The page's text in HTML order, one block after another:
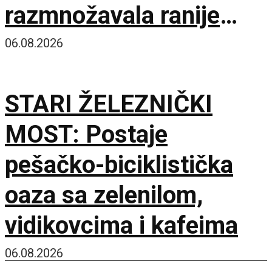
razmnožavala ranije
nego što se mislilo
06.08.2026
STARI ŽELEZNIČKI
MOST: Postaje
pešačko-biciklistička
oaza sa zelenilom,
vidikovcima i kafeima
06.08.2026